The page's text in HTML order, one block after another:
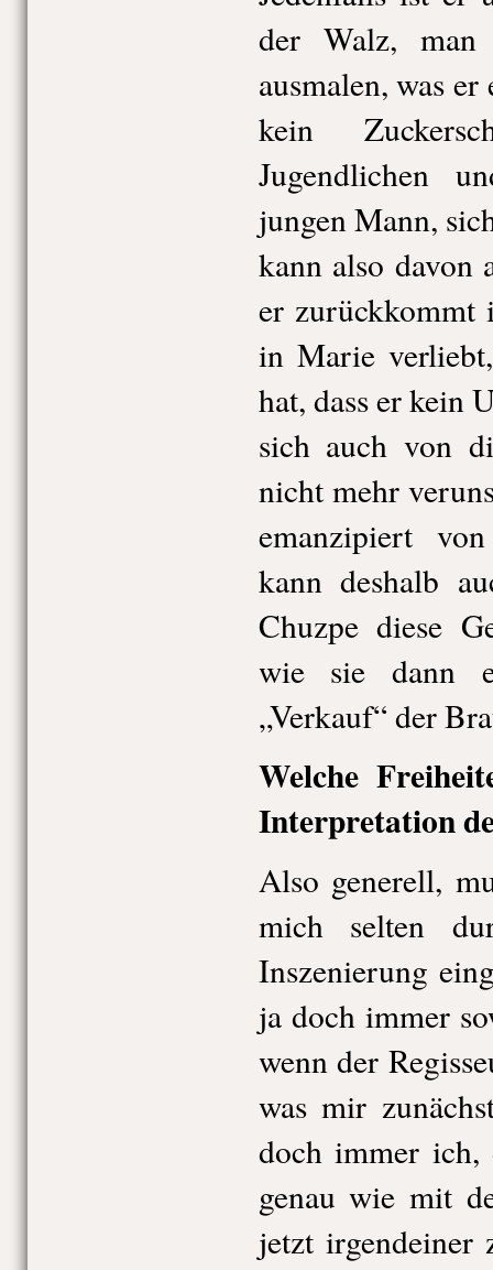
der Walz,
ausmalen, was
kein
Jugendlichen
jungen Mann,
kann also davon
er zurückkommt
in Marie
hat, dass er kein
sich auch von
nicht mehr
emanzipiert
kann deshalb
Chuzpe diese
wie sie dann
„Verkauf“ der
Welche
Interpretation
Also generell,
mich selten
Inszenierung
ja doch immer
wenn der
was mir
doch immer ich,
genau wie mit
jetzt irgendeiner